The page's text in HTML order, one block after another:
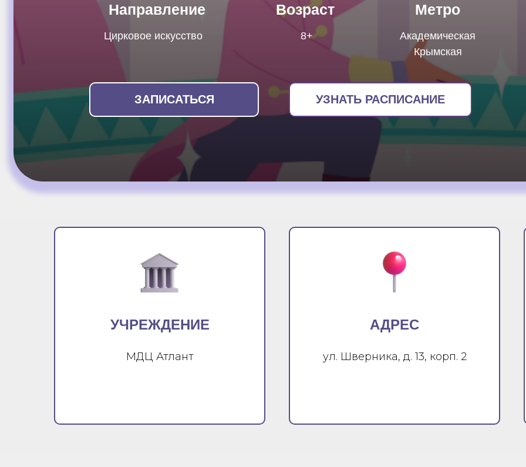
Направление
Цирковое искусство
Возраст
8+
Метро
Академическая
Крымская
УЗНАТЬ РАСПИСАНИЕ
ЗАПИСАТЬСЯ
УЧРЕЖДЕНИЕ
МДЦ Атлант
АДРЕС
ул. Шверника, д. 13, корп. 2